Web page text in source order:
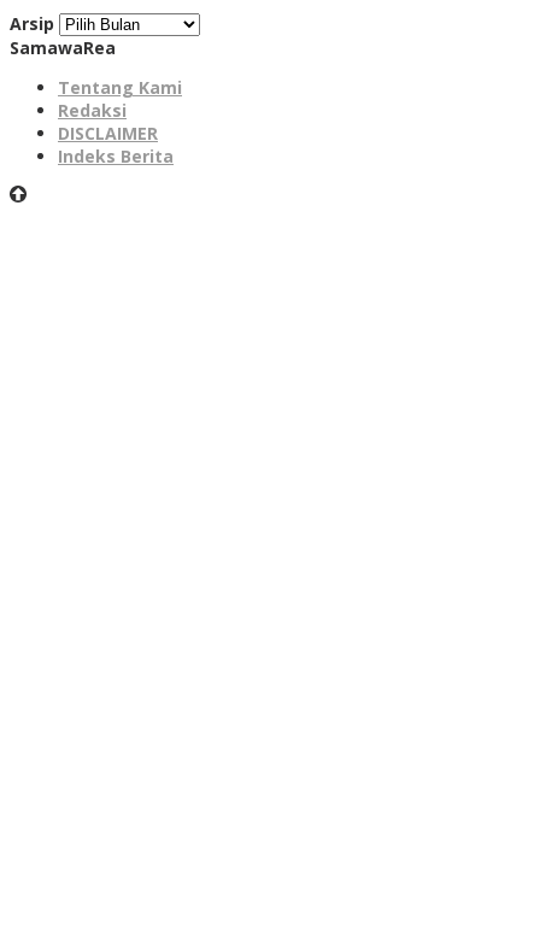
Arsip
SamawaRea
Tentang Kami
Redaksi
DISCLAIMER
Indeks Berita